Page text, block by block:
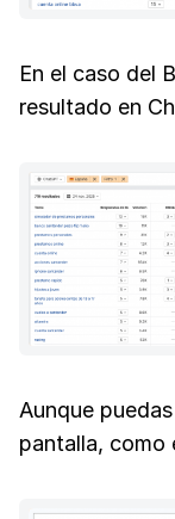
En el caso del
resultado en
Aunque
pantalla, como